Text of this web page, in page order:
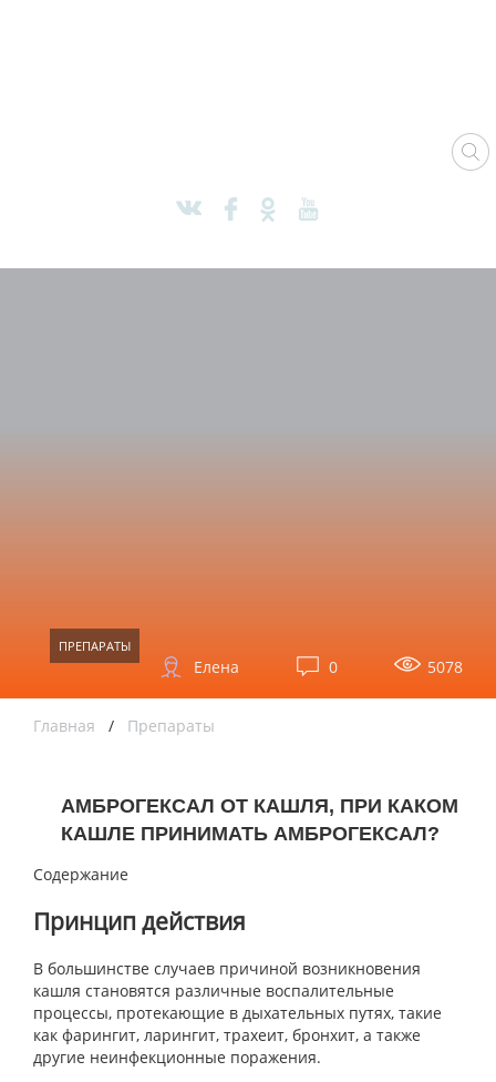
ПРЕПАРАТЫ
5078
0
Елена
Главная / Препараты
АМБРОГЕКСАЛ ОТ КАШЛЯ, ПРИ КАКОМ
КАШЛЕ ПРИНИМАТЬ АМБРОГЕКСАЛ?
Содержание
Принцип действия
В большинстве случаев причиной возникновения
кашля становятся различные воспалительные
процессы, протекающие в дыхательных путях, такие
как фарингит, ларингит, трахеит, бронхит, а также
другие неинфекционные поражения.